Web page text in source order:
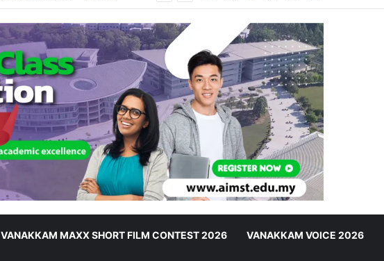
VANAKKAM MAXX SHORT FILM CONTEST 2026 VANAKKAM VOICE 2026